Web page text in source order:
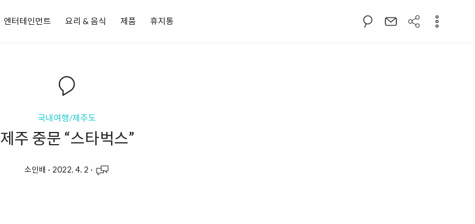
엔터테인먼트 요리 & 음식 제품 휴지통
국내여행/제주도
제주 중문 “스타벅스”
소인배 · 2022. 4. 2 ·